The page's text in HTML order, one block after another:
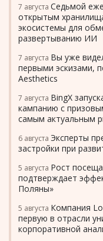
7 августа Седьмой
открытым
экосистемы для
развертыванию ИИ
7 августа Вы уже
первыми эскизами,
Aesthetics
7 августа BingX
кампанию с
самым актуальным
6 августа Эксперты
застройки при
5 августа Рост
подтверждает
Поляны»
5 августа Компания
первую в отрасли
корпоративной